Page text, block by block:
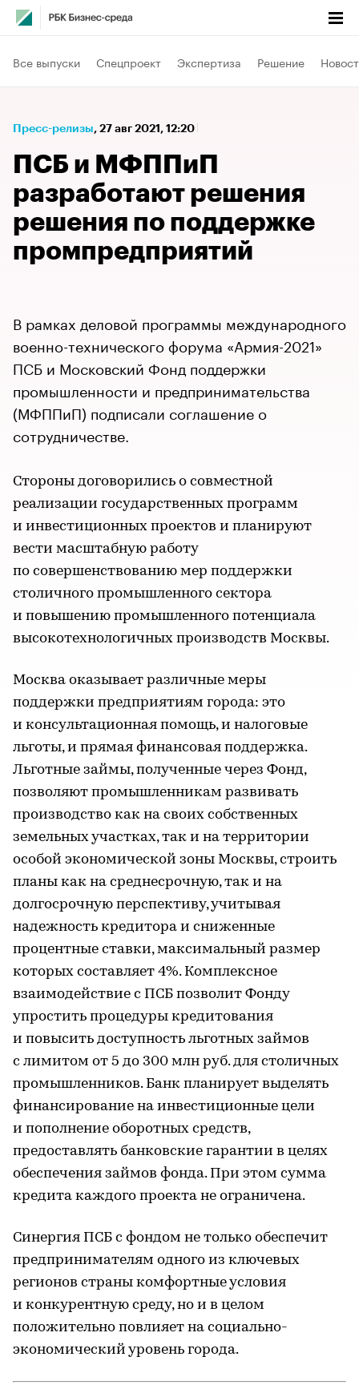
Все выпуски Спецпроект Экспертиза Решение
Пресс-релизы⁠, 27 авг 2021, 12:20
ПСБ и МФППиП
разработают решения
решения по поддержке
промпредприятий
В рамках деловой программы международного
военно-технического форума «Армия-2021»
ПСБ и Московский Фонд поддержки
промышленности и предпринимательства
(МФППиП) подписали соглашение о
сотрудничестве.
Стороны договорились о совместной
реализации государственных программ
и инвестиционных проектов и планируют
вести масштабную работу
по совершенствованию мер поддержки
столичного промышленного сектора
и повышению промышленного потенциала
высокотехнологичных производств Москвы.
Москва оказывает различные меры
поддержки предприятиям города: это
и консультационная помощь, и налоговые
льготы, и прямая финансовая поддержка.
Льготные займы, полученные через Фонд,
позволяют промышленникам развивать
производство как на своих собственных
земельных участках, так и на территории
особой экономической зоны Москвы, строить
планы как на среднесрочную, так и на
долгосрочную перспективу, учитывая
надежность кредитора и сниженные
процентные ставки, максимальный размер
которых составляет 4%. Комплексное
взаимодействие с ПСБ позволит Фонду
упростить процедуры кредитования
и повысить доступность льготных займов
с лимитом от 5 до 300 млн руб. для столичных
промышленников. Банк планирует выделять
финансирование на инвестиционные цели
и пополнение оборотных средств,
предоставлять банковские гарантии в целях
обеспечения займов фонда. При этом сумма
кредита каждого проекта не ограничена.
Синергия ПСБ с фондом не только обеспечит
предпринимателям одного из ключевых
регионов страны комфортные условия
и конкурентную среду, но и в целом
положительно повлияет на социально-
экономический уровень города.